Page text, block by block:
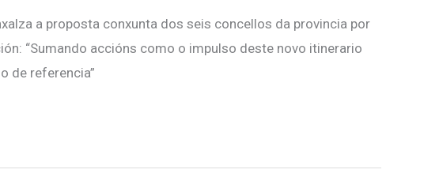
a proposta conxunta dos seis concellos da provincia por
“Sumando accións como o impulso deste novo itinerario
de referencia”